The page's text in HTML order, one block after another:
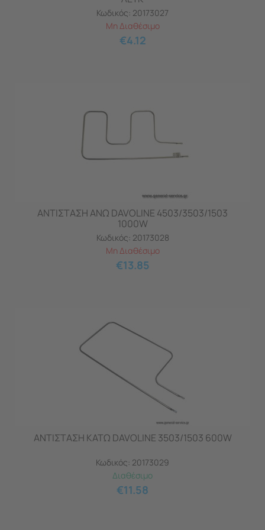
Κωδικός: 20173027
Μη Διαθέσιμο
€4.12
ΑΝΤΙΣΤΑΣΗ ΑΝΩ DAVOLINE 4503/3503/1503
1000W
Κωδικός: 20173028
Μη Διαθέσιμο
€13.85
ΑΝΤΙΣΤΑΣΗ ΚΑΤΩ DAVOLINE 3503/1503 600W
Κωδικός: 20173029
Διαθέσιμο
€11.58